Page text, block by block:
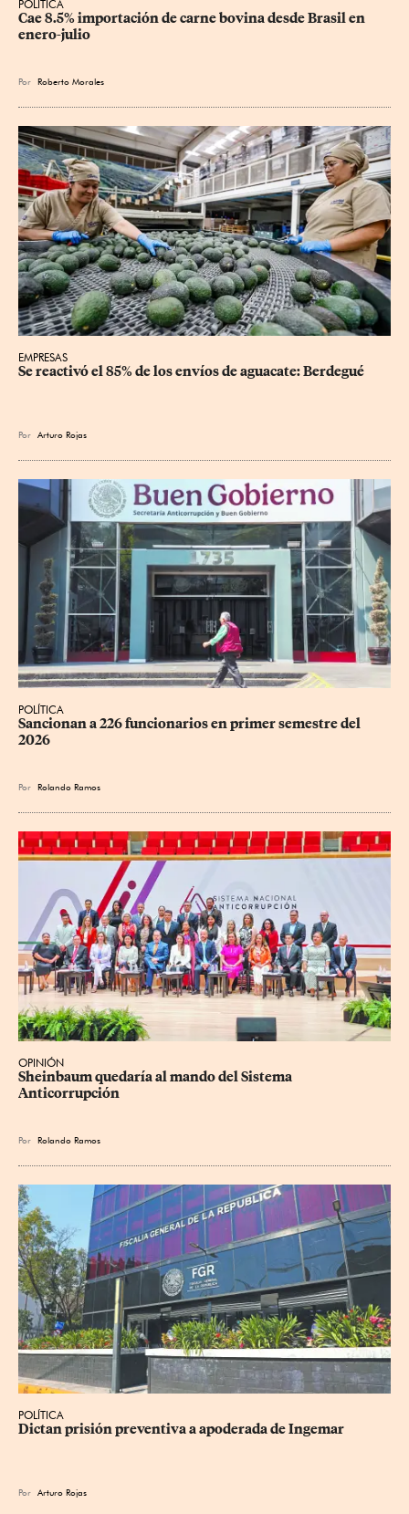
POLÍTICA
Cae 8.5% importación de carne bovina desde Brasil en
enero-julio
Por Roberto Morales
EMPRESAS
Se reactivó el 85% de los envíos de aguacate: Berdegué
Por Arturo Rojas
POLÍTICA
Sancionan a 226 funcionarios en primer semestre del
2026
Por Rolando Ramos
OPINIÓN
Sheinbaum quedaría al mando del Sistema
Anticorrupción
Por Rolando Ramos
POLÍTICA
Dictan prisión preventiva a apoderada de Ingemar
Por Arturo Rojas